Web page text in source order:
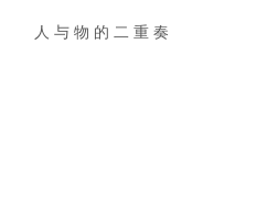
人 与 物 的 二 重 奏